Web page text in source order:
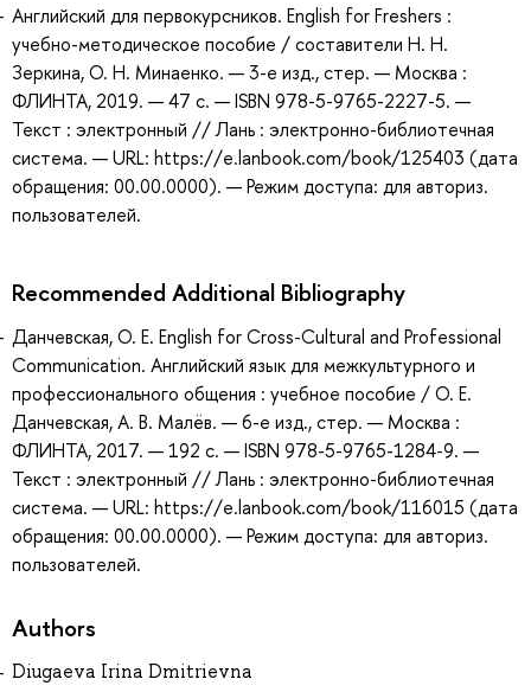
Английский для первокурсников. English for Freshers :
учебно-методическое пособие / составители Н. Н.
Зеркина, О. Н. Минаенко. — 3-е изд., стер. — Москва :
ФЛИНТА, 2019. — 47 с. — ISBN 978-5-9765-2227-5. —
Текст : электронный // Лань : электронно-библиотечная
система. — URL: https://e.lanbook.com/book/125403 (дата
обращения: 00.00.0000). — Режим доступа: для авториз.
пользователей.
Recommended Additional Bibliography
Данчевская, О. Е. English for Cross-Cultural and Professional
Communication. Английский язык для межкультурного и
профессионального общения : учебное пособие / О. Е.
Данчевская, А. В. Малёв. — 6-е изд., стер. — Москва :
ФЛИНТА, 2017. — 192 с. — ISBN 978-5-9765-1284-9. —
Текст : электронный // Лань : электронно-библиотечная
система. — URL: https://e.lanbook.com/book/116015 (дата
обращения: 00.00.0000). — Режим доступа: для авториз.
пользователей.
Authors
Diugaeva Irina Dmitrievna